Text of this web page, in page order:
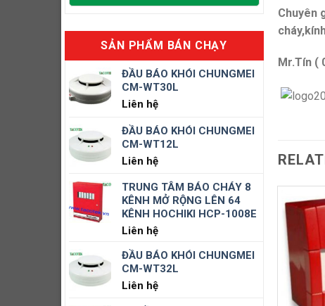
SẢN PHẨM BÁN CHẠY
ĐẦU BÁO KHÓI CHUNGMEI
CM-WT30L
Liên hệ
ĐẦU BÁO KHÓI CHUNGMEI
CM-WT12L
Liên hệ
TRUNG TÂM BÁO CHÁY 8
KÊNH MỞ RỘNG LÊN 64
KÊNH HOCHIKI HCP-1008E
Liên hệ
ĐẦU BÁO KHÓI CHUNGMEI
CM-WT32L
Liên hệ
Chuyên
Mr.Tín (
báo nhiệt chống nổ
ĐẦU BÁO NHIỆT ĐA NĂNG
YUN YANG YMH-1
Liên hệ